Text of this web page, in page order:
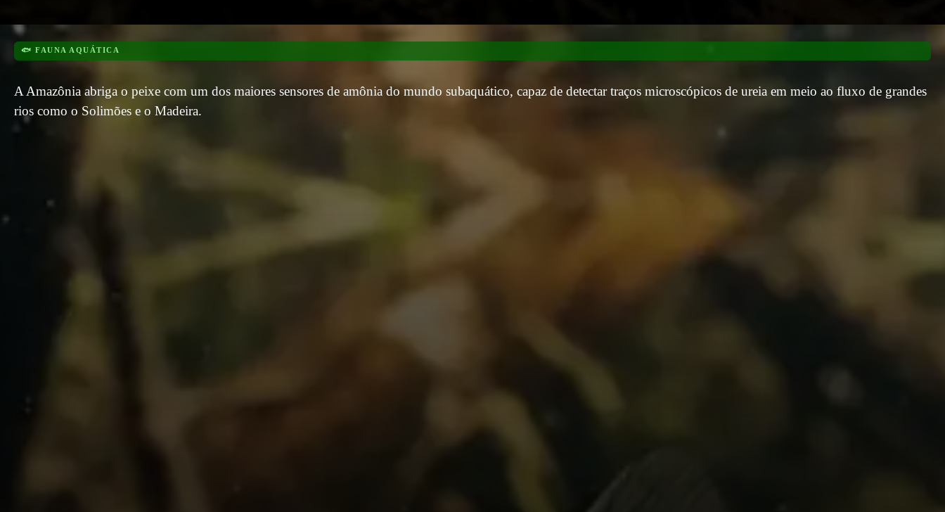
🐟 FAUNA AQUÁTICA
A Amazônia abriga o peixe com um dos maiores sensores de amônia do mundo subaquático, capaz de detectar traços microscópicos de ureia em meio ao fluxo de grandes
rios como o Solimões e o Madeira.